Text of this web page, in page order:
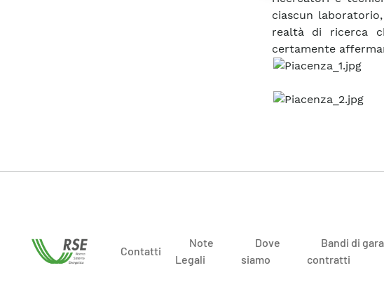
ciascun
realtà di ricerca
certamente
Contatti
Note
Legali
Dove
siamo
Bandi di
contratti